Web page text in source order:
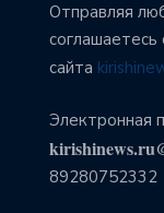
Отправляя
сайта
Электронная
89280752332